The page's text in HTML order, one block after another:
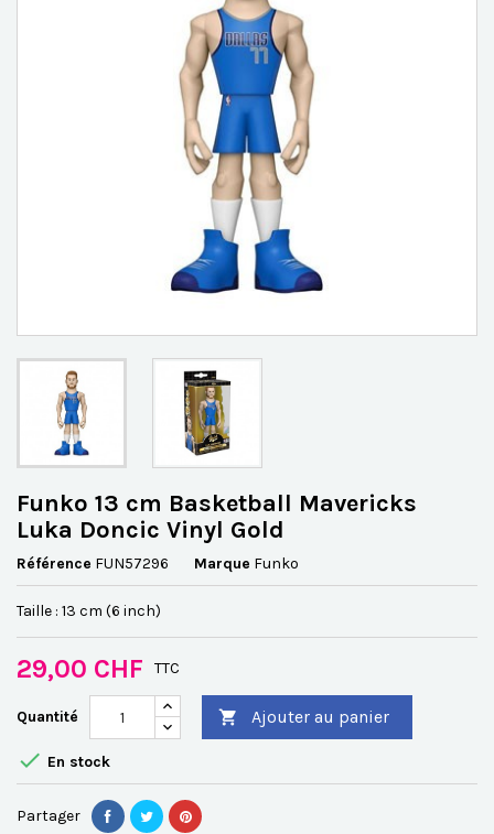
Funko 13 cm Basketball Mavericks
Luka Doncic Vinyl Gold
Référence FUN57296 Marque Funko
Taille : 13 cm (6 inch)
29,00 CHF TTC
Quantité  Ajouter au panier
 En stock
Partager